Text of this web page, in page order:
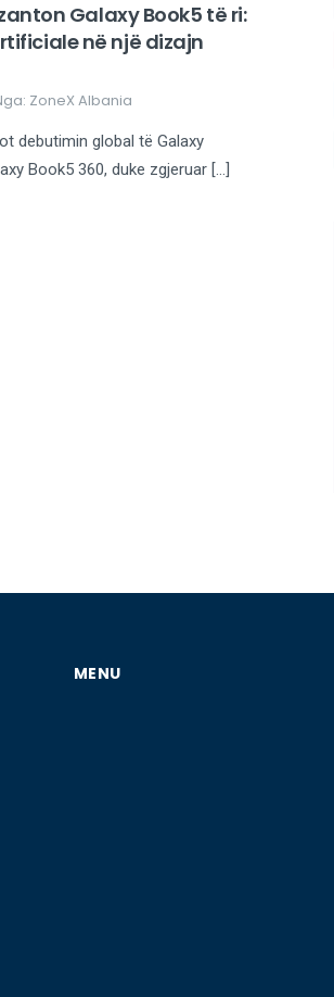
Galaxy Book5 të ri:
në një dizajn
ZoneX Albania
debutimin global të Galaxy
Book5 360, duke zgjeruar […]
MENU